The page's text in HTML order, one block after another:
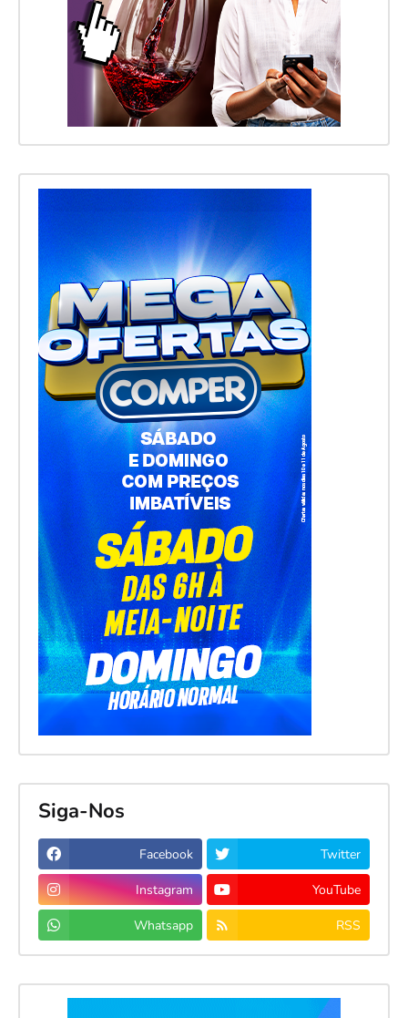
Siga-Nos
Facebook Twitter
Instagram YouTube
Whatsapp RSS